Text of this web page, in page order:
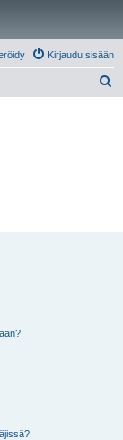
Kirjaudu sisään